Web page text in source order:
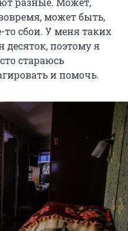
может быть,
сбои. У меня таких
поэтому я
стараюсь
и помочь.